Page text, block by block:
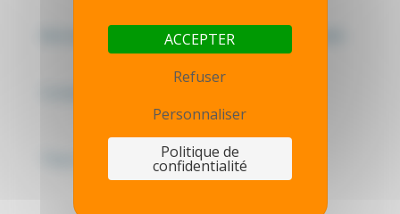
Mentions légales - Politique de confidentialité
ACCEPTER
Refuser
Personnaliser
Politique de
confidentialité